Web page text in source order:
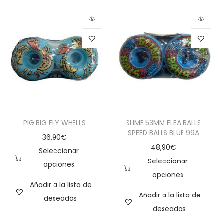
PIG BIG FLY WHELLS
36,90€
Seleccionar
opciones
Añadir a la lista de
deseados
SLIME 53MM FLEA BALLS
SPEED BALLS BLUE 99A
48,90€
Seleccionar
opciones
Añadir a la lista de
deseados